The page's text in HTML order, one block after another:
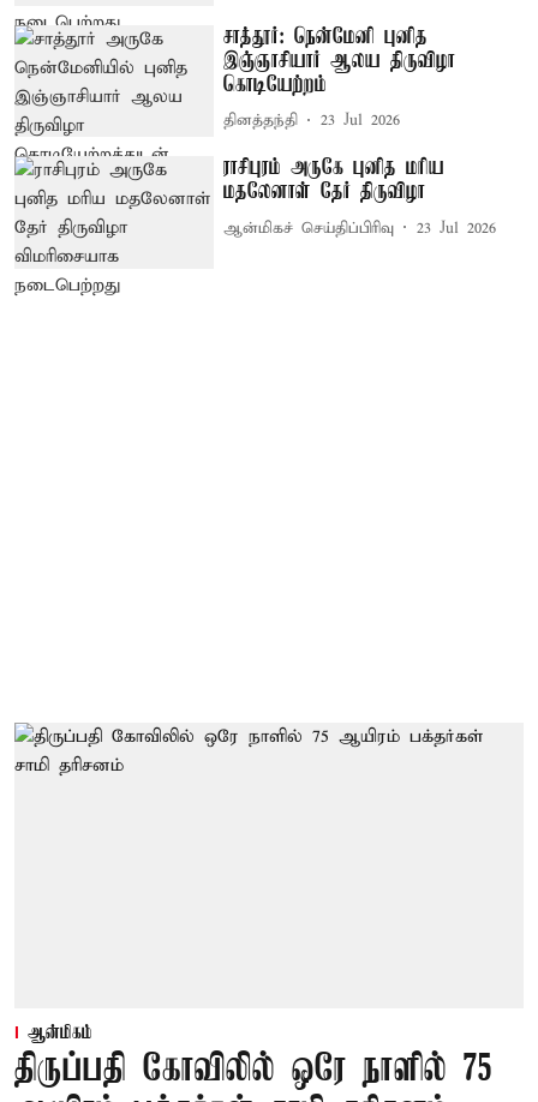
சாத்தூர்: நென்மேனி புனித
இஞ்ஞாசியார் ஆலய திருவிழா
கொடியேற்றம்
தினத்தந்தி 23 Jul 2026
ராசிபுரம் அருகே புனித மரிய
மதலேனாள் தேர் திருவிழா
ஆன்மிகச் செய்திப்பிரிவு 23 Jul 2026
ஆன்மிகம்
திருப்பதி கோவிலில் ஒரே நாளில் 75